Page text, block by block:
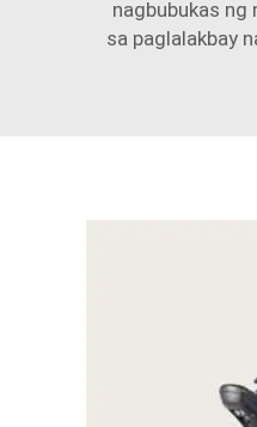
nagbubukas ng
sa paglalakbay